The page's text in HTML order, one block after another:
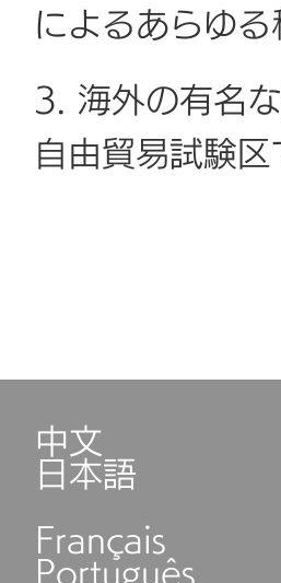
によるあらゆ
3. 海外の有名
自由貿易試験
中文
日本語
Français